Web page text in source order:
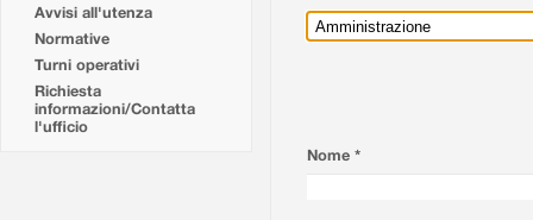
Avvisi all'utenza
Normative
Turni operativi
Richiesta
informazioni/Contatta
l'ufficio
Nome *